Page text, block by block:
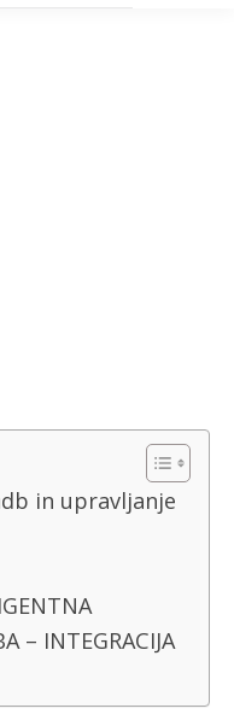
in upravljanje
– INTEGRACIJA